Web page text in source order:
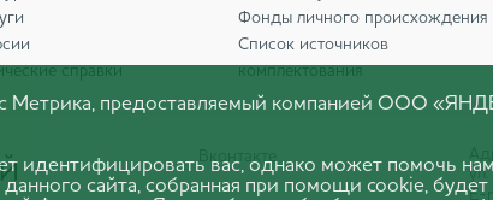
справки
Фонды личного происхождения
Список источников
комплектования
E-
Метрика, предоставляемый компанией ООО
идентифицировать вас, однако может помочь
сайта, собранная при помощи cookie, будет